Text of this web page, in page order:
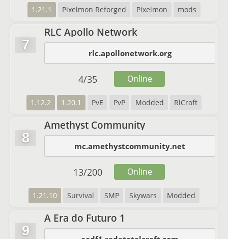
1.21.1 Pixelmon Reforged Pixelmon mods
7
RLC Apollo Network
rlc.apollonetwork.org
1.12.2 1.20.1 PvE PvP Modded RlCraft
4/35 Online
8
Amethyst Community
mc.amethystcommunity.net
1.21.10 Survival SMP Skywars Modded
13/200 Online
9
A Era do Futuro 1